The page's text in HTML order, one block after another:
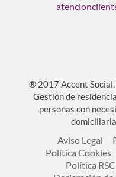
® 2017 Accent Social.
Gestión de
personas con
Aviso Legal
Política Cookies
Política RSC